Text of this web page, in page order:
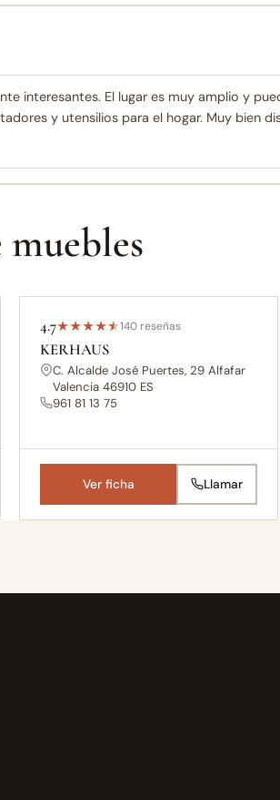
interesantes. El lugar es muy amplio y
y utensilios para el hogar. Muy bien
4.7★★★★★140 reseñas
KERHAUS
C. Alcalde José Puertes, 29 Alfafar
Valencia 46910 ES
961 81 13 75
Ver ficha Llamar